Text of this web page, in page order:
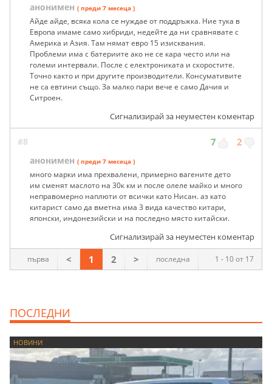
анонимен ( преди 7 месеца )
Айде айде, всяка кола се нуждае от поддръжка. Ние тука в
Европа имаме само хибриди, недейте да ни сравнявате с
Америка и Азия. Там нямат евро 15 изисквания.
Проблеми има с батериите ако не се кара често или на
големи интервали. После с електрониката и скоростите.
Точно както и при другите производители. Консумативите
не са евтини също. За малко пари вече е само Дачия и
Ситроен.
Сигнализирай за неуместен коментар
#8 7 2
анонимен ( преди 7 месеца )
много марки има прехвалени, примерно вагените дето
им сменят маслото на 30к км и после олеле майко и много
неправомерно наплюти от всички като Нисан. аз като
китарист само да вметна има 3 вида качество китари,
японски, индонезийски и на последно място китайски.
Сигнализирай за неуместен коментар
1 - 10 от 17
първа < 1 2 > последна
ПОСЛЕДНИ
НОВИНИ